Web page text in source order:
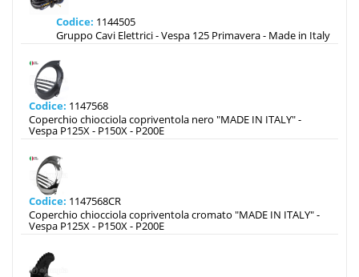
Codice: 1144505
Gruppo Cavi Elettrici - Vespa 125 Primavera - Made in Italy
Codice: 1147568
Coperchio chiocciola copriventola nero "MADE IN ITALY" -
Vespa P125X - P150X - P200E
Codice: 1147568CR
Coperchio chiocciola copriventola cromato "MADE IN ITALY" -
Vespa P125X - P150X - P200E